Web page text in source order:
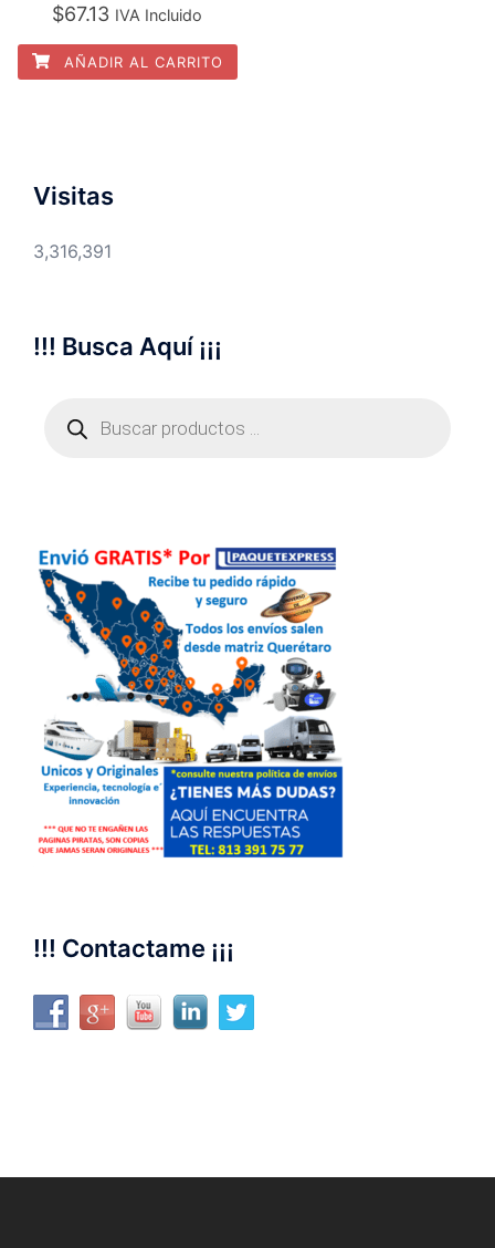
$67.13 IVA Incluido
AÑADIR AL CARRITO
Visitas
3,316,391
!!! Busca Aquí ¡¡¡
productos
!!! Contactame ¡¡¡